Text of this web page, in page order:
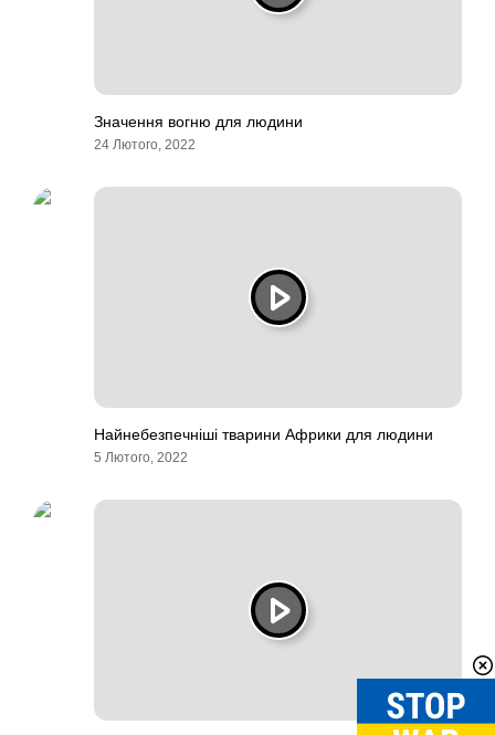
Значення вогню для людини
24 Лютого, 2022
Найнебезпечніші тварини Африки для людини
5 Лютого, 2022